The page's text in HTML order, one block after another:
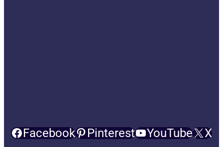
Facebook Pinterest YouTube X